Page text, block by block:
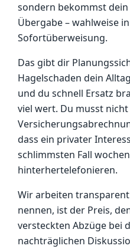
sondern bekommst
Übergabe – wahlweise
Sofortüberweisung.
Das gibt dir
Hagelschaden dein
und du schnell Ersatz
viel wert. Du musst
dass ein privater
schlimmsten Fall
hinterhertelefonieren.
Wir arbeiten
nennen, ist der Preis,
versteckten Abzüge bei
nachträglichen